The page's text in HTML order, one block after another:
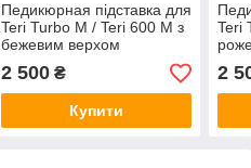
Педикюрная підставка для
Teri Turbo M / Teri 600 M з
бежевим верхом
2 500₴
Купити
Teri
2